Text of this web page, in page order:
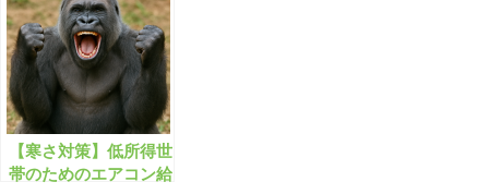
【寒さ対策】低所得世
帯のためのエアコン給